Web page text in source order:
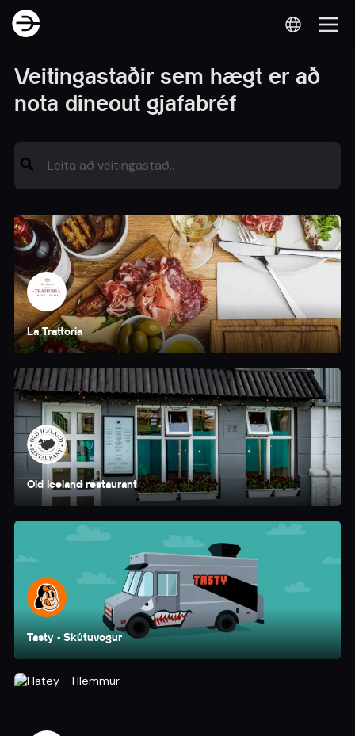
Veitingastaðir sem hægt er að
nota dineout gjafabréf
La Trattoria
Old Iceland restaurant
Tasty - Skútuvogur